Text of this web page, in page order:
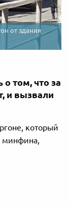
от здания
том, что за
и вызвали
который
минфина,